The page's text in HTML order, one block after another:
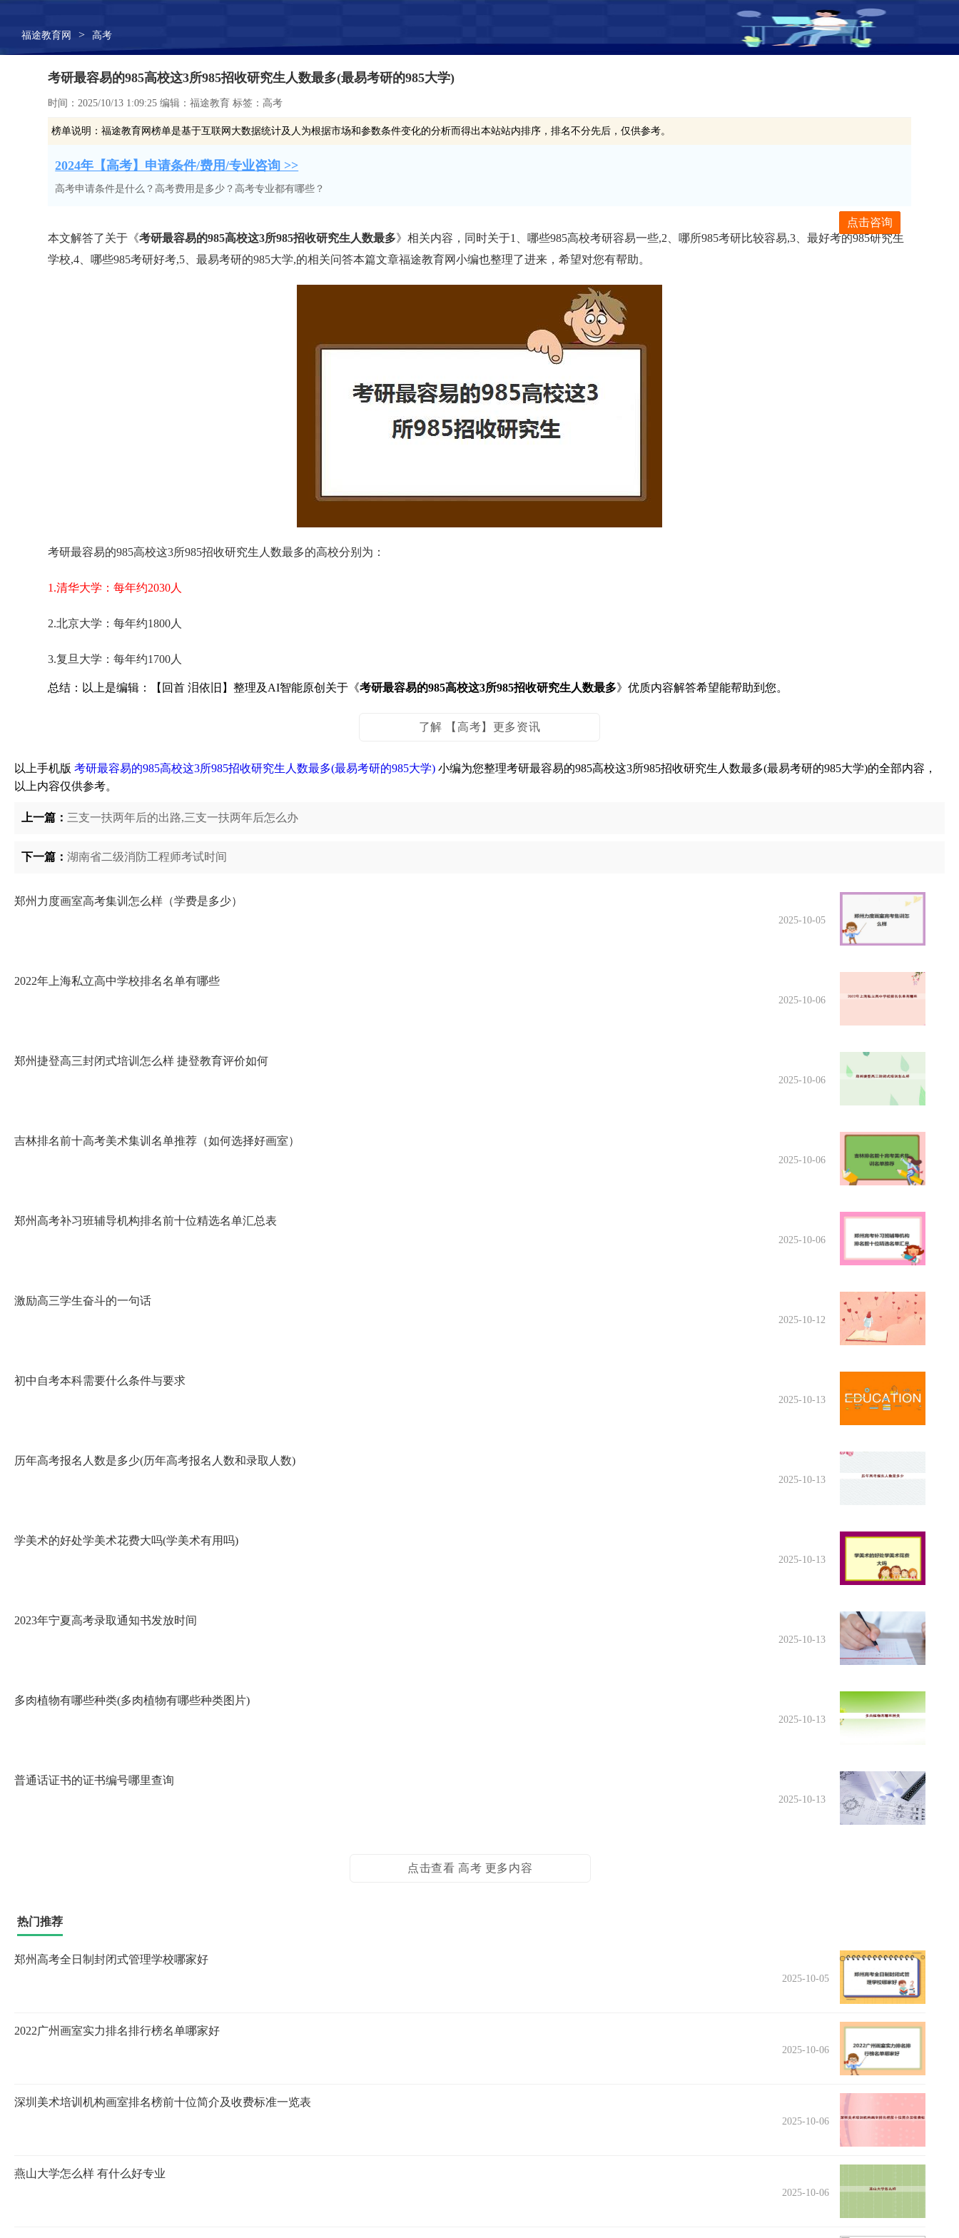
福途教育网 > 高考
考研最容易的985高校这3所985招收研究生人数最多(最易考研的985大学)
时间：2025/10/13 1:09:25 编辑：福途教育 标签：高考
榜单说明：福途教育网榜单是基于互联网大数据统计及人为根据市场和参数条件变化的分析而得出本站站内排序，排名不分先后，仅供参考。
2024年【高考】申请条件/费用/专业咨询 >>
高考申请条件是什么？高考费用是多少？高考专业都有哪些？
点击咨询
本文解答了关于《考研最容易的985高校这3所985招收研究生人数最多》相关内容，同时关于1、哪些985高校考研容易一些,2、哪所985考研比较容易,3、最好考的985研究生
学校,4、哪些985考研好考,5、最易考研的985大学,的相关问答本篇文章福途教育网小编也整理了进来，希望对您有帮助。
考研最容易的985高校这3所985招收研究生人数最多的高校分别为：
1.清华大学：每年约2030人
2.北京大学：每年约1800人
3.复旦大学：每年约1700人
总结：以上是编辑：【回首 泪依旧】整理及AI智能原创关于《考研最容易的985高校这3所985招收研究生人数最多》优质内容解答希望能帮助到您。
了解 【高考】更多资讯
以上手机版 考研最容易的985高校这3所985招收研究生人数最多(最易考研的985大学) 小编为您整理考研最容易的985高校这3所985招收研究生人数最多(最易考研的985大学)的全部内容，
以上内容仅供参考。
上一篇： 三支一扶两年后的出路,三支一扶两年后怎么办
下一篇： 湖南省二级消防工程师考试时间
郑州力度画室高考集训怎么样（学费是多少）
2025-10-05
2022年上海私立高中学校排名名单有哪些
2025-10-06
郑州捷登高三封闭式培训怎么样 捷登教育评价如何
2025-10-06
吉林排名前十高考美术集训名单推荐（如何选择好画室）
2025-10-06
郑州高考补习班辅导机构排名前十位精选名单汇总表
2025-10-06
激励高三学生奋斗的一句话
2025-10-12
初中自考本科需要什么条件与要求
2025-10-13
历年高考报名人数是多少(历年高考报名人数和录取人数)
2025-10-13
学美术的好处学美术花费大吗(学美术有用吗)
2025-10-13
2023年宁夏高考录取通知书发放时间
2025-10-13
多肉植物有哪些种类(多肉植物有哪些种类图片)
2025-10-13
普通话证书的证书编号哪里查询
2025-10-13
点击查看 高考 更多内容
热门推荐
郑州高考全日制封闭式管理学校哪家好
2025-10-05
2022广州画室实力排名排行榜名单哪家好
2025-10-06
深圳美术培训机构画室排名榜前十位简介及收费标准一览表
2025-10-06
燕山大学怎么样 有什么好专业
2025-10-06